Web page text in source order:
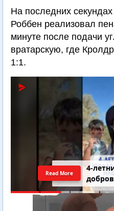
На последних
Роббен реализовал
минуте после подачи
вратарскую, где
1:1.
4-
Read More